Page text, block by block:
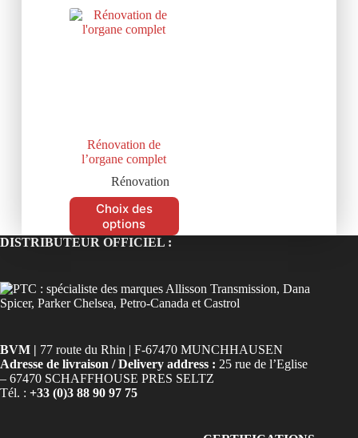
Rénovation de
l’organe complet
Rénovation
Choix des
options
DISTRIBUTEUR OFFICIEL :
BVM | 77 route du Rhin | F-67470 MUNCHHAUSEN
Adresse de livraison / Delivery address : 25 rue de l’Eglise
– 67470 SCHAFFHOUSE PRES SELTZ
Tél. : +33 (0)3 88 90 97 75